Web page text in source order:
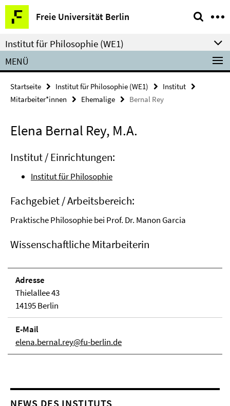
Springe
direkt
zu
Inhalt
Freie Universität Berlin
Service-
Navigation
Institut für Philosophie (WE1)
MENÜ
Startseite Institut für Philosophie (WE1)
Institut
Mitarbeiter*innen
Ehemalige Bernal Rey
Elena Bernal Rey, M.A.
Institut / Einrichtungen:
Institut für Philosophie
Fachgebiet / Arbeitsbereich:
Praktische Philosophie bei Prof. Dr. Manon Garcia
Wissenschaftliche Mitarbeiterin
Adresse
Thielallee 43
14195 Berlin
E-Mail
elena.bernal.rey@fu-berlin.de
NEWS DES INSTITUTS